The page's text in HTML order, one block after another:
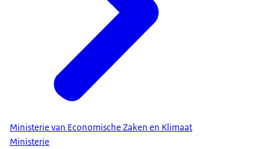
Ministerie van Economische Zaken en Klimaat
Ministerie